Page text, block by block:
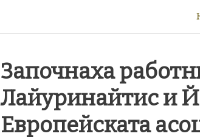
Започнаха
Лайуринайтис и
Европейската